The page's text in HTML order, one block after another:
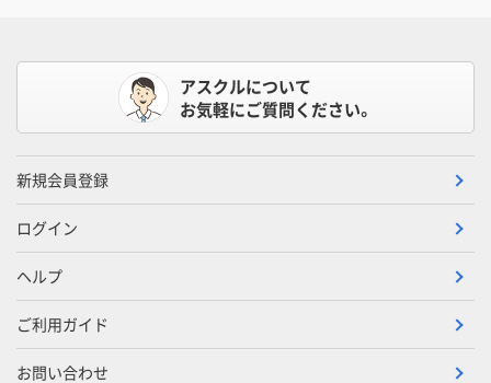
アスクルについて
お気軽にご質問ください。
新規会員登録
ログイン
ヘルプ
ご利用ガイド
お問い合わせ